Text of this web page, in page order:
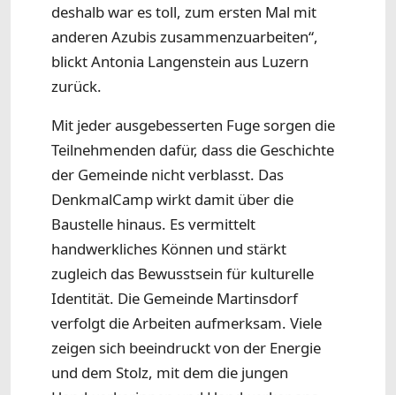
deshalb war es toll, zum ersten Mal mit
anderen Azubis zusammenzuarbeiten“,
blickt Antonia Langenstein aus Luzern
zurück.
Mit jeder ausgebesserten Fuge sorgen die
Teilnehmenden dafür, dass die Geschichte
der Gemeinde nicht verblasst. Das
DenkmalCamp wirkt damit über die
Baustelle hinaus. Es vermittelt
handwerkliches Können und stärkt
zugleich das Bewusstsein für kulturelle
Identität. Die Gemeinde Martinsdorf
verfolgt die Arbeiten aufmerksam. Viele
zeigen sich beeindruckt von der Energie
und dem Stolz, mit dem die jungen